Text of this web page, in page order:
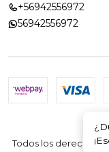
+56942556972
56942556972
Todos los derechos